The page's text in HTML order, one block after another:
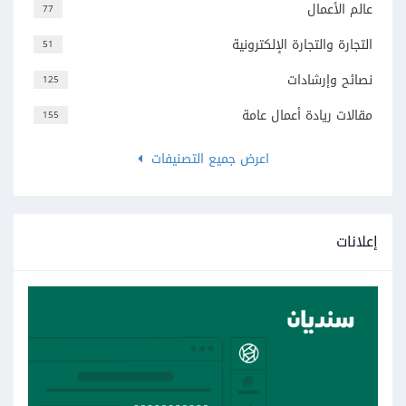
77 عالم الأعمال
51 التجارة والتجارة الإلكترونية
125 نصائح وإرشادات
155
مقالات ريادة أعمال عامة
اعرض جميع التصنيفات
إعلانات